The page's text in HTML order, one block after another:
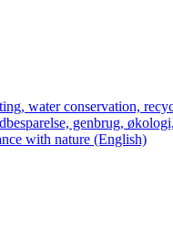
water conservation,
genbrug,
with nature (English)